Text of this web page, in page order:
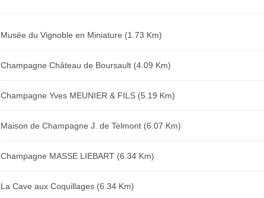
Musée du Vignoble en Miniature (1.73 Km)
Champagne Château de Boursault (4.09 Km)
Champagne Yves MEUNIER & FILS (5.19 Km)
Maison de Champagne J. de Telmont (6.07 Km)
Champagne MASSE LIEBART (6.34 Km)
La Cave aux Coquillages (6.34 Km)